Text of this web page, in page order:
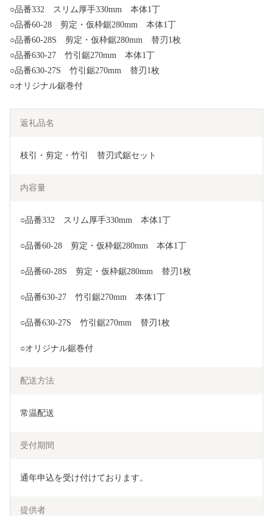
○品番332 スリム厚手330mm 本体1丁
○品番60-28 剪定・仮枠鋸280mm 本体1丁
○品番60-28S 剪定・仮枠鋸280mm 替刃1枚
○品番630-27 竹引鋸270mm 本体1丁
○品番630-27S 竹引鋸270mm 替刃1枚
○オリジナル鋸巻付
返礼品名
枝引・剪定・竹引　替刃式鋸セット
内容量
○品番332　スリム厚手330mm　本体1丁
○品番60-28　剪定・仮枠鋸280mm　本体1丁
○品番60-28S　剪定・仮枠鋸280mm　替刃1枚
○品番630-27　竹引鋸270mm　本体1丁
○品番630-27S　竹引鋸270mm　替刃1枚
○オリジナル鋸巻付
配送方法
常温配送
受付期間
通年申込を受け付けております。
提供者